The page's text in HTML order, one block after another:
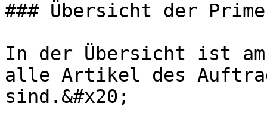
### Übersicht der
In der Übersicht ist
alle Artikel des
sind.&#x20;